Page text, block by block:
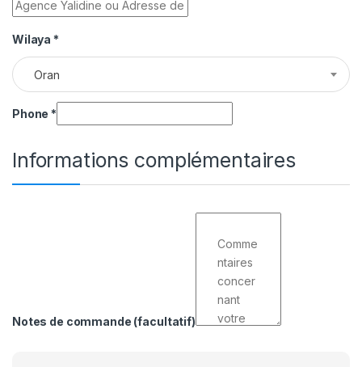
Wilaya *
Oran
Phone *
Informations complémentaires
Notes de commande (facultatif)